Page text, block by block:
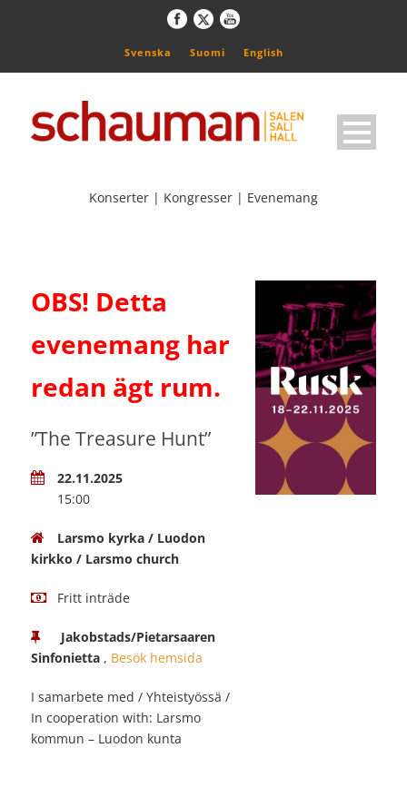
Svenska Suomi English
Konserter | Kongresser | Evenemang
OBS! Detta
evenemang har
redan ägt rum.
”The Treasure Hunt”
22.11.2025
15:00
Larsmo kyrka / Luodon
kirkko / Larsmo church
Fritt inträde
Jakobstads/Pietarsaaren
Sinfonietta , Besök hemsida
I samarbete med / Yhteistyössä /
In cooperation with: Larsmo
kommun – Luodon kunta